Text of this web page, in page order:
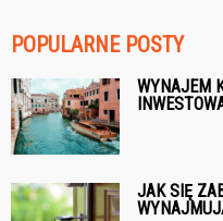
POPULARNE POSTY
WYNAJEM
JAK SIĘ